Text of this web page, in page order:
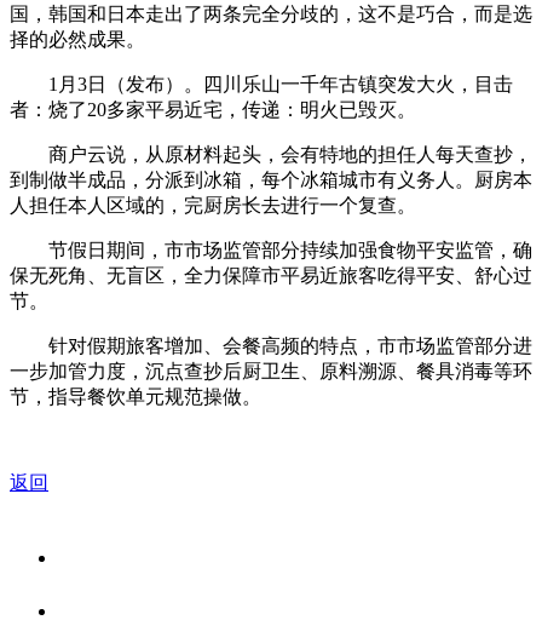
国，韩国和日本走出了两条完全分歧的，这不是巧合，而是选
择的必然成果。
1月3日（发布）。四川乐山一千年古镇突发大火，目击
者：烧了20多家平易近宅，传递：明火已毁灭。
商户云说，从原材料起头，会有特地的担任人每天查抄，
到制做半成品，分派到冰箱，每个冰箱城市有义务人。厨房本
人担任本人区域的，完厨房长去进行一个复查。
节假日期间，市市场监管部分持续加强食物平安监管，确
保无死角、无盲区，全力保障市平易近旅客吃得平安、舒心过
节。
针对假期旅客增加、会餐高频的特点，市市场监管部分进
一步加管力度，沉点查抄后厨卫生、原料溯源、餐具消毒等环
节，指导餐饮单元规范操做。
返回